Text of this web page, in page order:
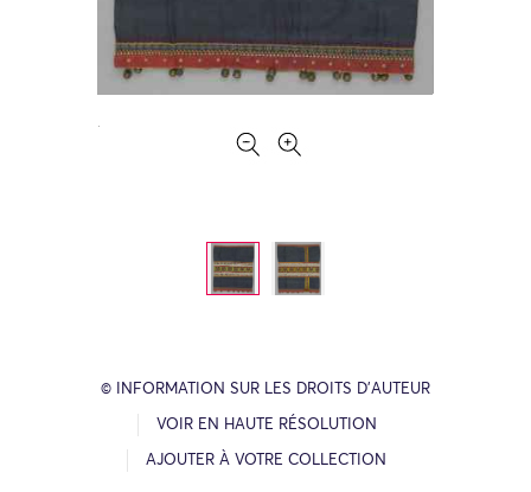
© INFORMATION SUR LES DROITS D’AUTEUR
VOIR EN HAUTE RÉSOLUTION
AJOUTER À VOTRE COLLECTION